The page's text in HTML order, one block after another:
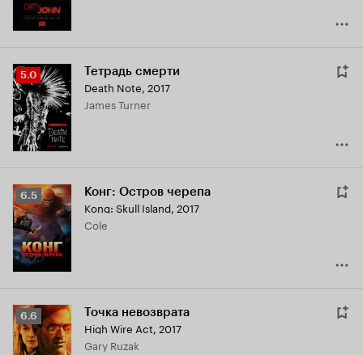
Рейтинг
Кинопоиска
5.0
5.0 Тетрадь смерти
Death Note, 2017
James Turner
Рейтинг
Кинопоиска
6.5
6.5 Конг: Остров черепа
Kong: Skull Island, 2017
Cole
Рейтинг
Кинопоиска
6.6
6.6 Точка невозврата
High Wire Act, 2017
Gary Ruzak